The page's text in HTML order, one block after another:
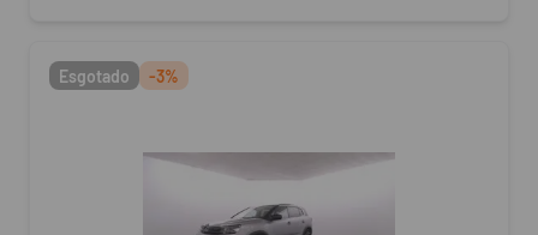
Esgotado -3%